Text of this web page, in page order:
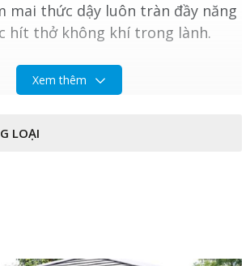
mai thức dậy luôn tràn đầy năng
hít thở không khí trong lành.
Xem thêm
LOẠI